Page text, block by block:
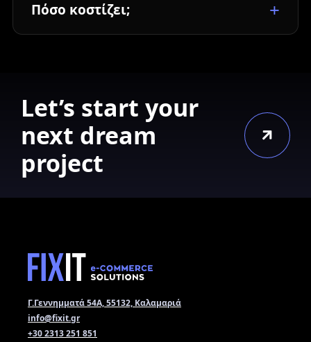
Πόσο κοστίζει;
Let’s start your
next dream
project
Γ.Γεννημματά 54Α, 55132, Καλαμαριά
info@fixit.gr
+30 2313 251 851